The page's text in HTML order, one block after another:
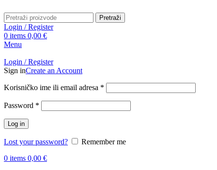
Pretraži
Login / Register
0 items 0,00 €
Menu
Login / Register
Sign inCreate an Account
Korisničko ime ili email adresa *
Password *
Log in
Lost your password?
Remember me
0 items 0,00 €